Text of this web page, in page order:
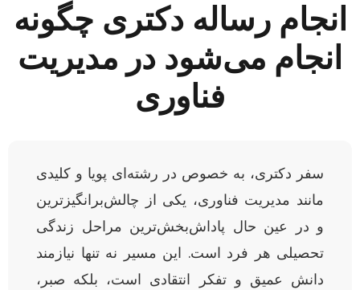
انجام رساله دکتری چگونه
انجام می‌شود در مدیریت
فناوری
سفر دکتری، به خصوص در رشته‌ای پویا و کلیدی
مانند مدیریت فناوری، یکی از چالش‌برانگیزترین
و در عین حال پاداش‌بخش‌ترین مراحل زندگی
تحصیلی هر فرد است. این مسیر نه تنها نیازمند
دانش عمیق و تفکر انتقادی است، بلکه صبر،